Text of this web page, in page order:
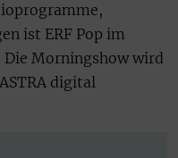
ist ERF Pop im
Die Morningshow wird
digital